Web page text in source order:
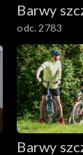
Barwy
odc. 2783
Barwy